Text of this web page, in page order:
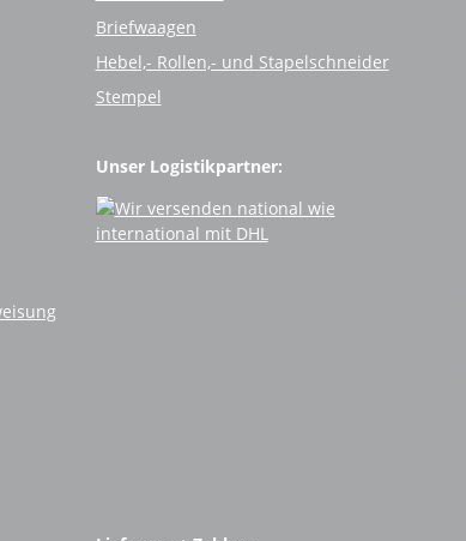
Briefwaagen
Hebel,- Rollen,- und Stapelschneider
Stempel
Unser Logistikpartner: